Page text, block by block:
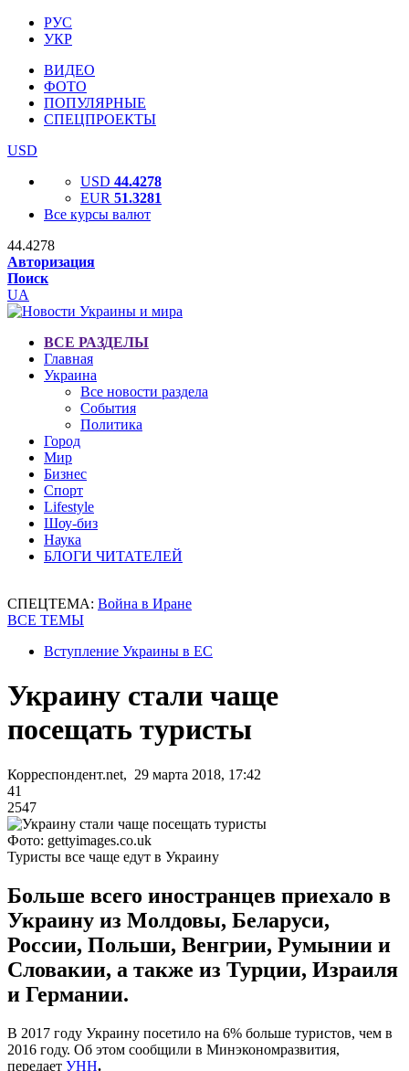
РУС
УКР
ВИДЕО
ФОТО
ПОПУЛЯРНЫЕ
СПЕЦПРОЕКТЫ
USD
USD 44.4278
EUR 51.3281
Все курсы валют
44.4278
Авторизация
Поиск
UA
ВСЕ РАЗДЕЛЫ
Главная
Украина
Все новости раздела
События
Политика
Город
Мир
Бизнес
Спорт
Lifestyle
Шоу-биз
Наука
БЛОГИ ЧИТАТЕЛЕЙ
СПЕЦТЕМА: Война в Иране
ВСЕ ТЕМЫ
Вступление Украины в ЕС
Украину стали чаще
посещать туристы
Корреспондент.net, 29 марта 2018, 17:42
41
2547
Фото: gettyimages.co.uk
Туристы все чаще едут в Украину
Больше всего иностранцев приехало в
Украину из Молдовы, Беларуси,
России, Польши, Венгрии, Румынии и
Словакии, а также из Турции, Израиля
и Германии.
В 2017 году Украину посетило на 6% больше туристов, чем в
2016 году. Об этом сообщили в Минэкономразвития,
передает УНН.